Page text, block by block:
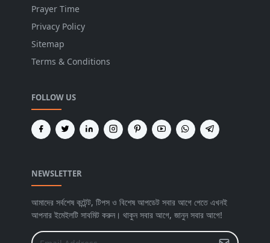
Prayer Time
Privacy Policy
Sitemap
Terms & Conditions
FOLLOW US
NEWSLETTER
আমাদের সর্বশেষ কন্টেন্ট, টিপস ও বিশেষ আপডেট সবার আগে পেতে এখনই
আপনার ইমেইলটি সাবমিট করুন। থাকুন সবার আগে, জানুন সবার আগে!